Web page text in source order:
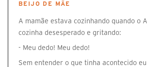
BEIJO DE MÃE
A mamãe estava cozinhando quando o
cozinha desesperado e gritando:
- Meu dedo! Meu dedo!
Sem entender o que tinha acontecido